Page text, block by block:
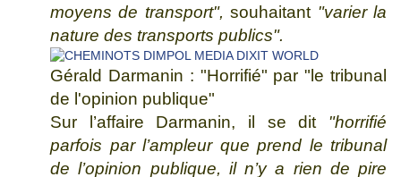
moyens de transport",souhaitant "varier la
nature des transports publics".
Gérald Darmanin : "Horrifié" par "le tribunal
de l'opinion publique"
Sur l’affaire Darmanin, il se dit "horrifié
parfois par l’ampleur que prend le tribunal
de l’opinion publique, il n’y a rien de pire